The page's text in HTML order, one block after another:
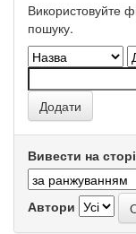
Використовуйте
пошуку.
Вивести на
Автори